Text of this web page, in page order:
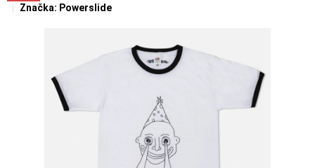
Značka: Powerslide